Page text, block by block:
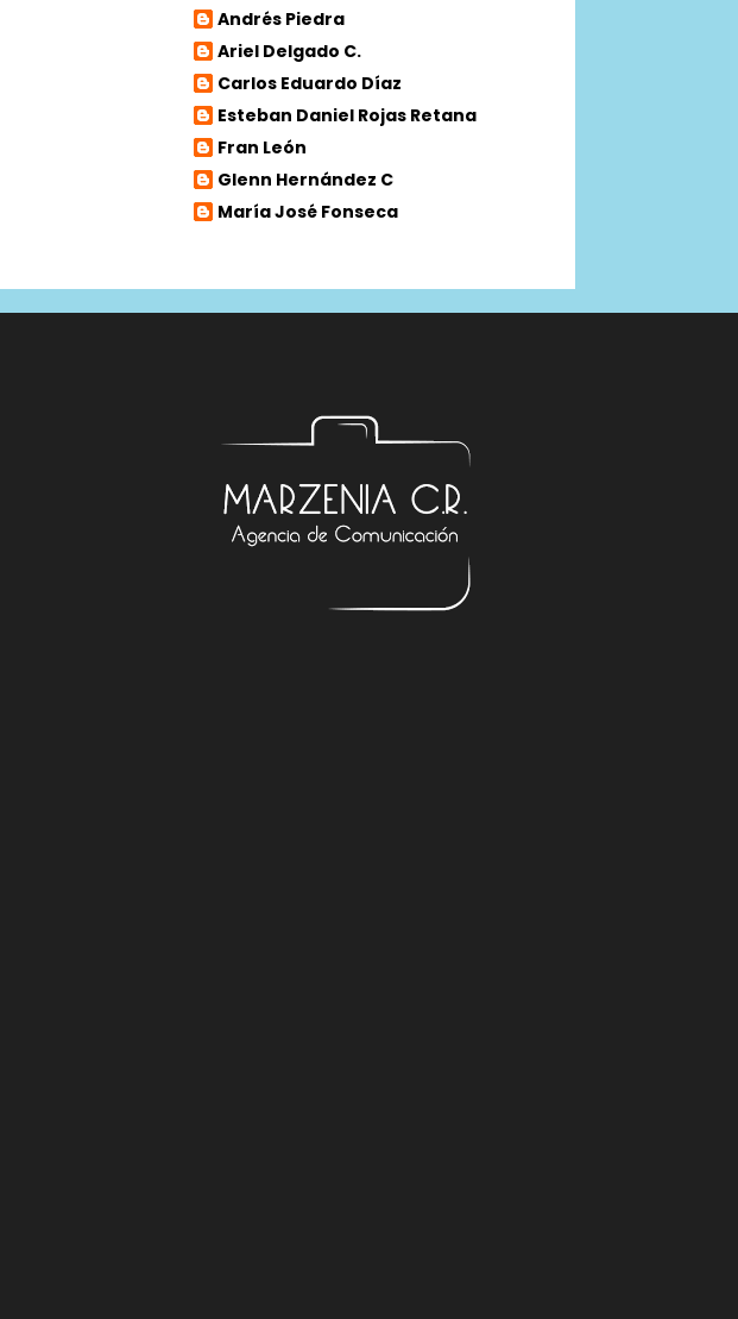
Andrés Piedra
Ariel Delgado C.
Carlos Eduardo Díaz
Esteban Daniel Rojas Retana
Fran León
Glenn Hernández C
María José Fonseca